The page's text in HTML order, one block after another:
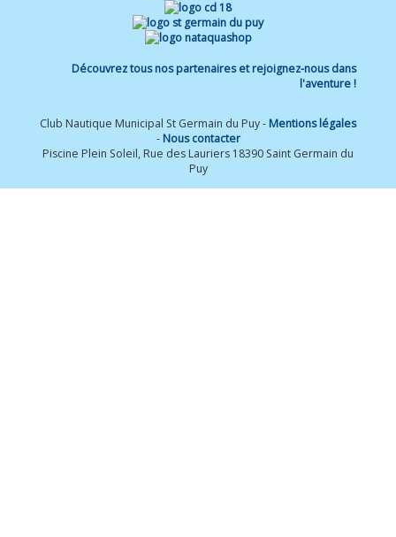
Découvrez tous nos partenaires et rejoignez-nous dans
l'aventure !
Club Nautique Municipal St Germain du Puy - Mentions légales
- Nous contacter
Piscine Plein Soleil, Rue des Lauriers 18390 Saint Germain du
Puy